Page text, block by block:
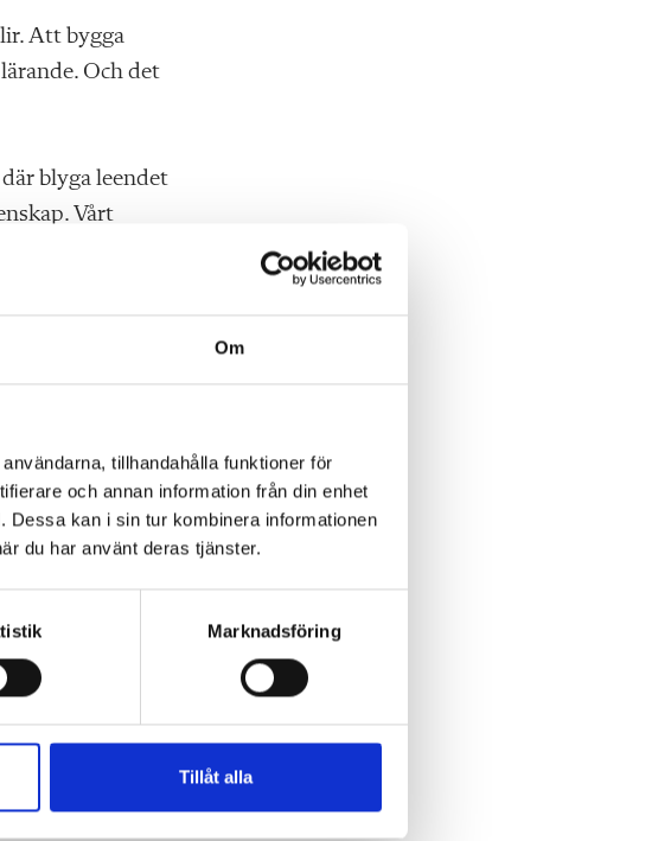
Om
tillhandahålla funktioner för
och annan information från din enhet
kan i sin tur kombinera informationen
du har använt deras tjänster.
Marknadsföring
Tillåt alla
Att bygga
Och det
blyga leendet
Vårt
oss
Vi formar
med hela